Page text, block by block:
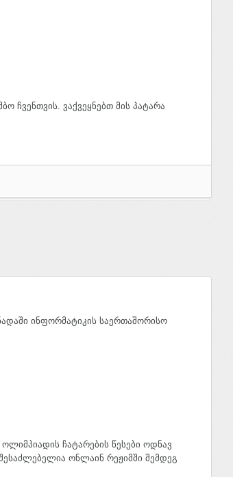
ჩვენთვის. ვაქვეყნებთ მის პატარა
ინფორმატიკის საერთაშორისო
ჩატარების წესები ოდნავ
ონლაინ რეჟიმში შემდეგ